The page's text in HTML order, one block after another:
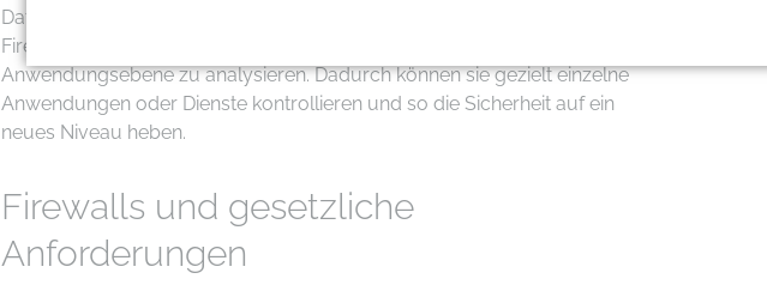
Datenpakets auf potenzielle Bedrohungen überprüft wird. Next-Generation
Firewalls bieten darüber hinaus die Möglichkeit, den Datenverkehr auf
Anwendungsebene zu analysieren. Dadurch können sie gezielt einzelne
Anwendungen oder Dienste kontrollieren und so die Sicherheit auf ein
neues Niveau heben.
Firewalls und gesetzliche
Anforderungen